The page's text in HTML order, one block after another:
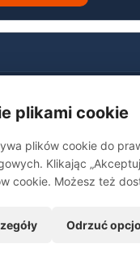
wyzwaniach
się z podobnymi
dla
plikami cookie
plików cookie do
Klikając
cookie. Możesz też
Odrzuć